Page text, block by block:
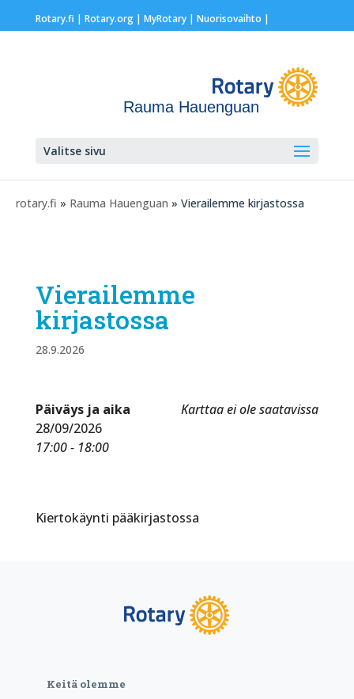
Rotary.fi | Rotary.org| MyRotary | Nuorisovaihto |
Rauma Hauenguan
Valitse sivu
rotary.fi » Rauma Hauenguan » Vierailemme kirjastossa
Vierailemme
kirjastossa
28.9.2026
Karttaa ei ole saatavissa
Päiväys ja aika
28/09/2026
17:00 - 18:00
Kiertokäynti pääkirjastossa
Keitä olemme